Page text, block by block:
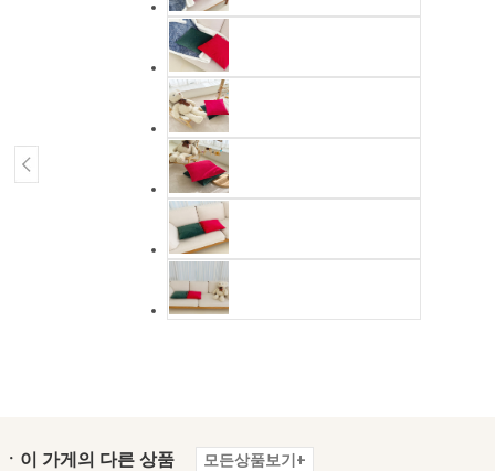
ㆍ이 가게의 다른 상품 모든상품보기+